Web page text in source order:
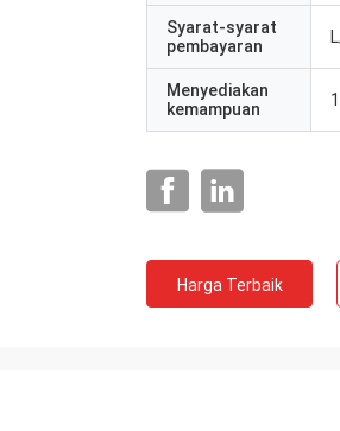
Syarat-syarat
pembayaran
Menyediakan
kemampuan
Harga Terbaik